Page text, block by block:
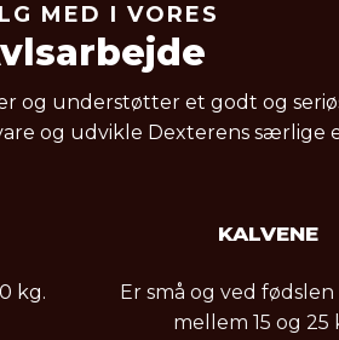
MED I VORES​
og understøtter et godt og
og udvikle Dexterens særlige
kg.
KALVENE
Er små og ​ved
mellem 15 og 25